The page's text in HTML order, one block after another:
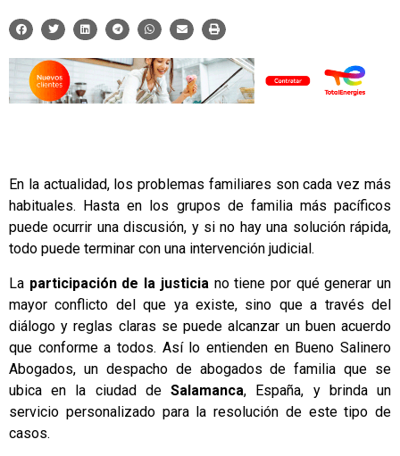
En la actualidad, los problemas familiares son cada vez más
habituales. Hasta en los grupos de familia más pacíficos
puede ocurrir una discusión, y si no hay una solución rápida,
todo puede terminar con una intervención judicial.
La participación de la justicia no tiene por qué generar un
mayor conflicto del que ya existe, sino que a través del
diálogo y reglas claras se puede alcanzar un buen acuerdo
que conforme a todos. Así lo entienden en Bueno Salinero
Abogados, un despacho de abogados de familia que se
ubica en la ciudad deSalamanca, España, y brinda un
servicio personalizado para la resolución de este tipo de
casos.